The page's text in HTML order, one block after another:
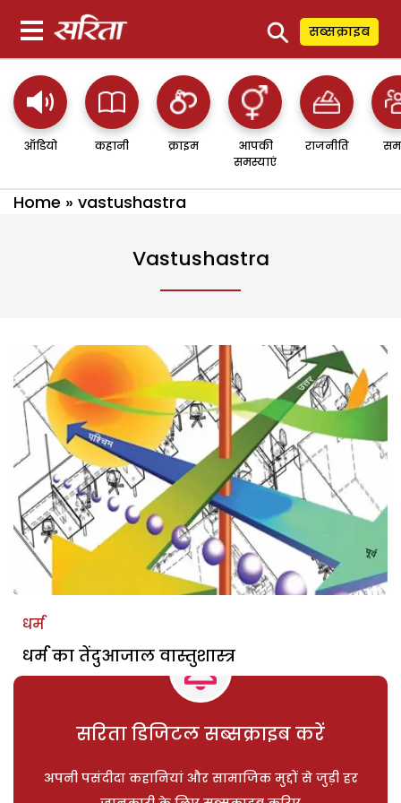
⚲ सब्सक्राइब
ऑडियो कहानी क्राइम
आपकी
समस्याएं
राजनीति
Home » vastushastra
Vastushastra
धर्म
धर्म का तेंदुआजाल वास्तुशास्त्र
सरिता डिजिटल सब्सक्राइब करें
अपनी पसंदीदा कहानियां और सामाजिक मुद्दों से जुड़ी हर